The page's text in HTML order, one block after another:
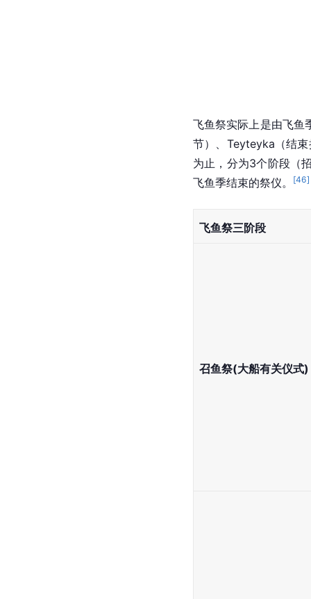
飞鱼祭实际上是由飞鱼
节）、Teyteyka（结束
为止，分为3个阶段（
飞鱼季结束的祭仪。
[46]
飞鱼祭三阶段
召鱼祭(大船有关仪式)